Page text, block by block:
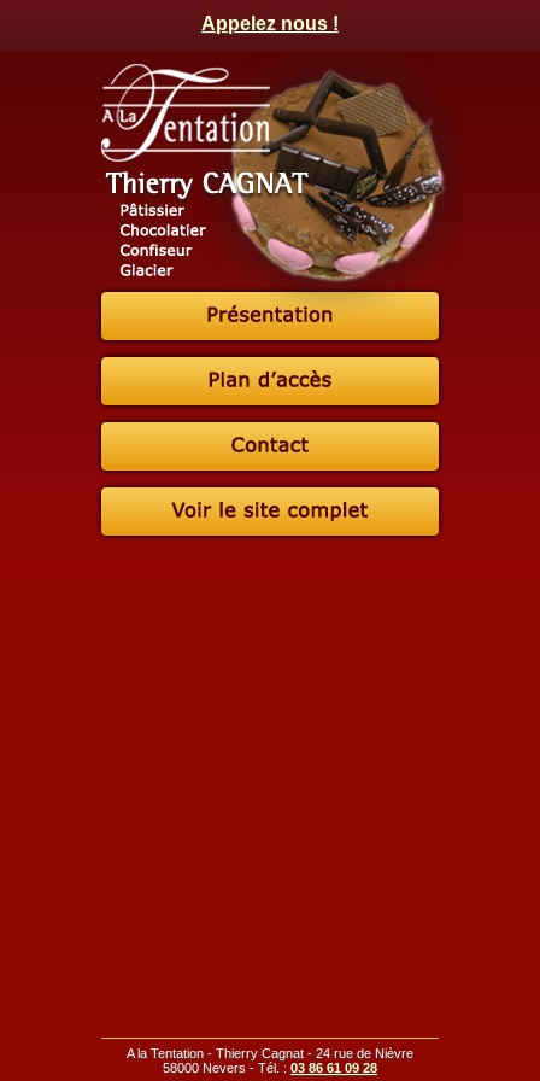
Appelez nous !
A la Tentation - Thierry Cagnat - 24 rue de Nièvre
58000 Nevers - Tél. : 03 86 61 09 28